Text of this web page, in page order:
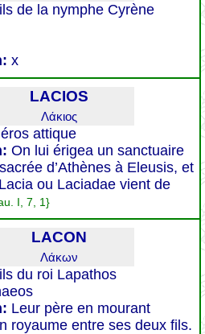
de la nymphe Cyrène
x
LACIOS
Λάκιος
attique
On lui érigea un sanctuaire
d’Athènes à Eleusis, et
ou Laciadae vient de
I, 7, 1}
LACON
Λάκων
du roi Lapathos
Leur père en mourant
royaume entre ses deux fils.